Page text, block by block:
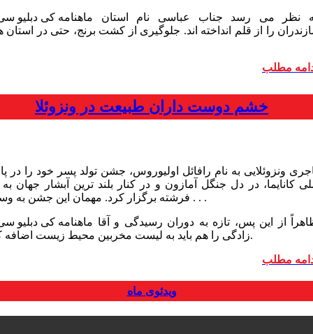
را از قلم انداخته اند. جلوگیری از کشت برنج، حتی در استان
مطلب
خشم دوست داران طبیعت در ونزوئلا
ونزوئلایی به نام رافائل اولیوروس، جشن تولد پسر خود را در
کانایما، در دل جنگل آمازون و در کنار بلند ترین آبشار جهان به
فرشته برگزار کرد. مهمان این جشن به وسیله . . .
زادگی را هم باید به لیست مخربین محیط زیست اضافه.
مطلب
ویدئوی ماه